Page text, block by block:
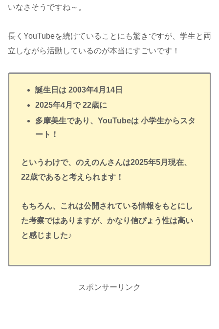
いなさそうですね～。
長くYouTubeを続けていることにも驚きですが、学生と両
立しながら活動しているのが本当にすごいです！
誕生日は 2003年4月14日
2025年4月で 22歳に
多摩美生であり、YouTubeは 小学生からスタ
ート！
というわけで、のえのんさんは2025年5月現在、
22歳であると考えられます！
もちろん、これは公開されている情報をもとにし
た考察ではありますが、かなり信ぴょう性は高い
と感じました♪
スポンサーリンク